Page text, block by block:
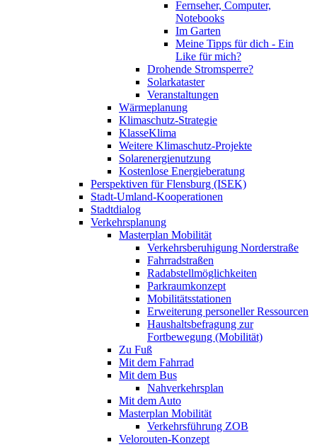
Fernseher, Computer,
Notebooks
Im Garten
Meine Tipps für dich - Ein
Like für mich?
Drohende Stromsperre?
Solarkataster
Veranstaltungen
Wärmeplanung
Klimaschutz-Strategie
KlasseKlima
Weitere Klimaschutz-Projekte
Solarenergienutzung
Kostenlose Energieberatung
Perspektiven für Flensburg (ISEK)
Stadt-Umland-Kooperationen
Stadtdialog
Verkehrsplanung
Masterplan Mobilität
Verkehrsberuhigung Norderstraße
Fahrradstraßen
Radabstellmöglichkeiten
Parkraumkonzept
Mobilitätsstationen
Erweiterung personeller Ressourcen
Haushaltsbefragung zur
Fortbewegung (Mobilität)
Zu Fuß
Mit dem Fahrrad
Mit dem Bus
Nahverkehrsplan
Mit dem Auto
Masterplan Mobilität
Verkehrsführung ZOB
Velorouten-Konzept